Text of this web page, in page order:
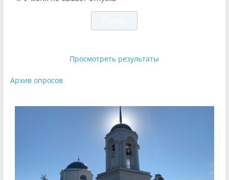
Просмотреть результаты
Архив опросов